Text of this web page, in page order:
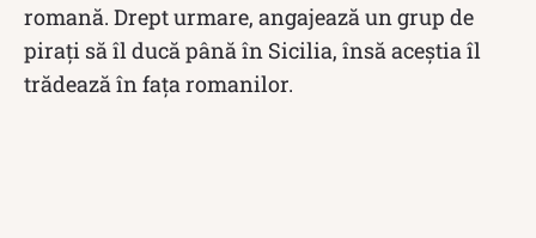
romană. Drept urmare, angajează un grup de
pirați să îl ducă până în Sicilia, însă aceștia îl
trădează în fața romanilor.